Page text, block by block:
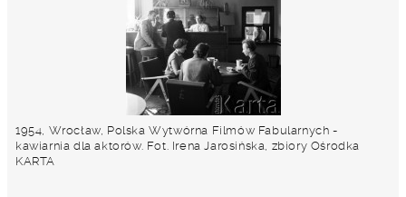
1954, Wrocław, Polska Wytwórna Filmów Fabularnych -
kawiarnia dla aktorów. Fot. Irena Jarosińska, zbiory Ośrodka
KARTA